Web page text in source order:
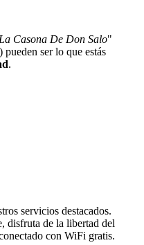
Casona De Don Salo"
ser lo que estás
.
servicios destacados.
disfruta de la libertad del
con WiFi gratis.